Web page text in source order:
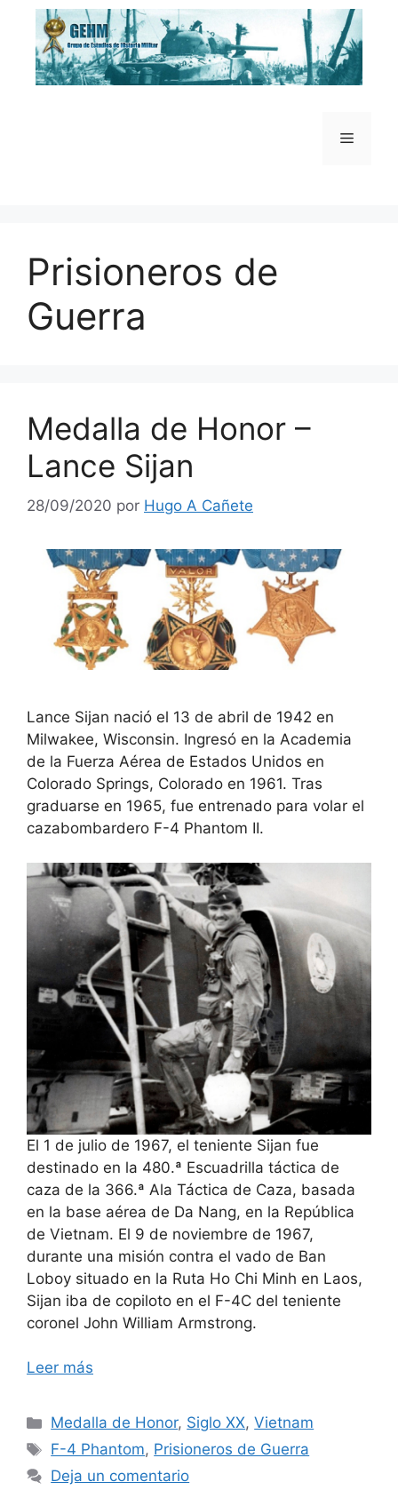
Saltar
contenido
Menú
Prisioneros de
Guerra
Medalla de Honor –
Lance Sijan
28/09/2020 por Hugo A Cañete
Lance Sijan nació el 13 de abril de 1942 en
Milwakee, Wisconsin. Ingresó en la Academia
de la Fuerza Aérea de Estados Unidos en
Colorado Springs, Colorado en 1961. Tras
graduarse en 1965, fue entrenado para volar el
cazabombardero F-4 Phantom II.
El 1 de julio de 1967, el teniente Sijan fue
destinado en la 480.ª Escuadrilla táctica de
caza de la 366.ª Ala Táctica de Caza, basada
en la base aérea de Da Nang, en la República
de Vietnam. El 9 de noviembre de 1967,
durante una misión contra el vado de Ban
Loboy situado en la Ruta Ho Chi Minh en Laos,
Sijan iba de copiloto en el F-4C del teniente
coronel John William Armstrong.
Leer más
Categorías
Medalla de Honor, Siglo XX,Vietnam
Etiquetas
F-4 Phantom, Prisioneros de Guerra
Deja un comentario